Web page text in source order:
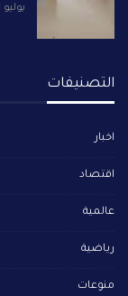
يوليو 31, 2026
التصنيفات
اخبار
اقتصاد
عالمية
رياضية
منوعات